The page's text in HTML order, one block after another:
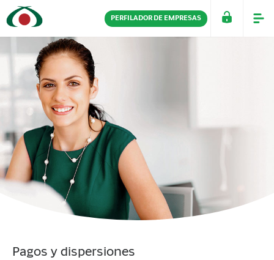
PERFILADOR DE EMPRESAS
PERSONAS
Pagos y dispersiones